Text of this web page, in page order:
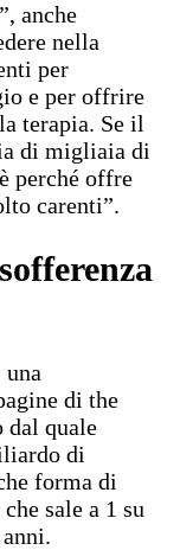
anche
nella
per
e per offrire
terapia. Se il
di migliaia di
perché offre
carenti”.
di the
dal quale
di
forma di
sale a 1 su